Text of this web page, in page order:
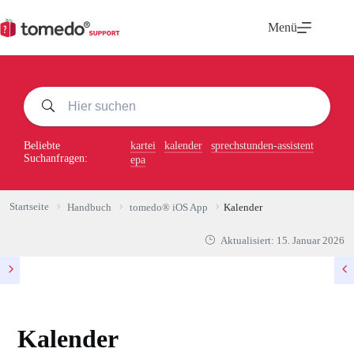
Inhalt
springen
Menü
Beliebte
Suchanfragen:
kartei kalender
sprechstunden-assistent
epa
Startseite Handbuch tomedo® iOS App Kalender
Aktualisiert: 15. Januar 2026
Kalender